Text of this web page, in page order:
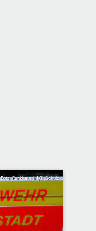
Foto: Funkhaus IN/K.Schulz